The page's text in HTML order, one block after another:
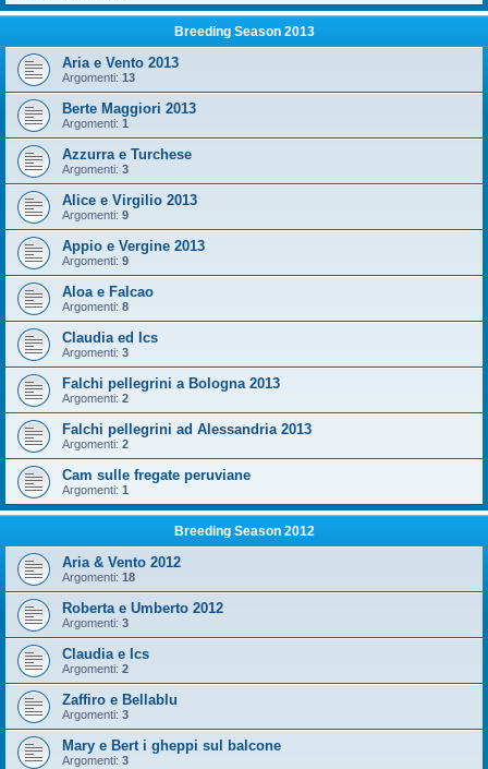
Breeding Season 2013
Aria e Vento 2013
Argomenti: 13
Berte Maggiori 2013
Argomenti: 1
Azzurra e Turchese
Argomenti: 3
Alice e Virgilio 2013
Argomenti: 9
Appio e Vergine 2013
Argomenti: 9
Aloa e Falcao
Argomenti: 8
Claudia ed Ics
Argomenti: 3
Falchi pellegrini a Bologna 2013
Argomenti: 2
Falchi pellegrini ad Alessandria 2013
Argomenti: 2
Cam sulle fregate peruviane
Argomenti: 1
Breeding Season 2012
Aria & Vento 2012
Argomenti: 18
Roberta e Umberto 2012
Argomenti: 3
Claudia e Ics
Argomenti: 2
Zaffiro e Bellablu
Argomenti: 3
Mary e Bert i gheppi sul balcone
Argomenti: 3